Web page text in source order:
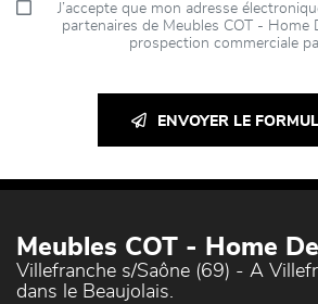
J’accepte que mon adresse
partenaires de Meubles COT - Home
prospection commerciale
ENVOYER LE
Meubles COT - Home
Villefranche s/Saône (69) - A
dans le Beaujolais.